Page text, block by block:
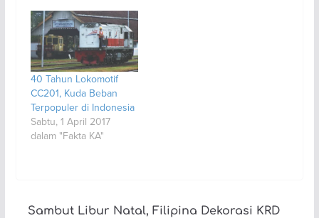
40 Tahun Lokomotif
CC201, Kuda Beban
Terpopuler di Indonesia
Sabtu, 1 April 2017
dalam "Fakta KA"
Sambut Libur Natal, Filipina Dekorasi KRD